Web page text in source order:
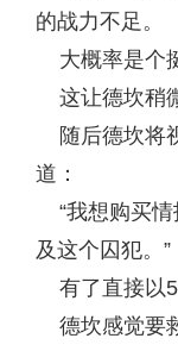
的战力不足。
大概率是个
这让德坎稍
随后德坎将
道：
“我想购买情
及这个囚犯。”
有了直接以
德坎感觉要